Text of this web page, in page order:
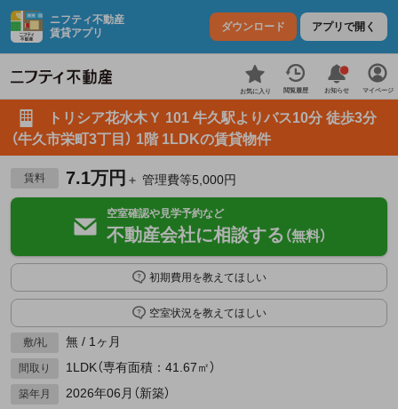
ニフティ不動産
賃貸アプリ
ダウンロード アプリで開く
お気に入り 閲覧履歴 お知らせ マイページ
トリシア花水木Ｙ 101 牛久駅よりバス10分 徒歩3分
（牛久市栄町3丁目） 1階 1LDKの賃貸物件
賃料 7.1万円 ＋ 管理費等5,000円
空室確認や見学予約など
不動産会社に相談する （無料）
初期費用を教えてほしい
空室状況を教えてほしい
敷/礼 無 / 1ヶ月
間取り 1LDK（専有面積：41.67㎡）
築年月 2026年06月（新築）